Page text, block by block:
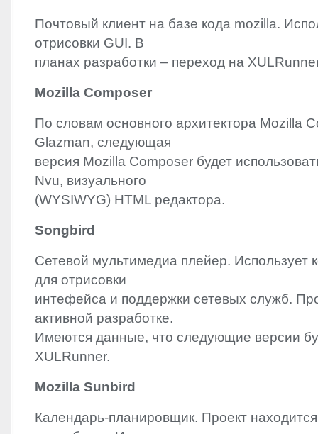
Почтовый клиент на базе кода mozilla.
отрисовки GUI. В
планах разработки – переход на
Mozilla Composer
По словам основного архитектора Mozilla
Glazman, следующая
версия Mozilla Composer будет
Nvu, визуального
(WYSIWYG) HTML редактора.
Songbird
Сетевой мультимедиа плейер. Использует
для отрисовки
интефейса и поддержки сетевых служб.
активной разработке.
Имеются данные, что следующие версии
XULRunner.
Mozilla Sunbird
Календарь-планировщик. Проект